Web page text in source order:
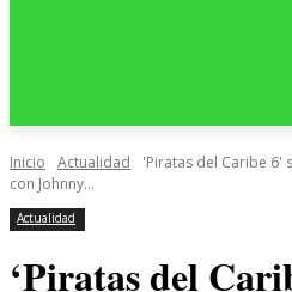
Inicio Actualidad
'Piratas del Caribe 6'
con Johnny...
Actualidad
‘Piratas del